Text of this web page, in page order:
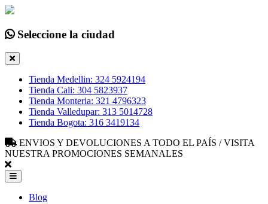
Seleccione la ciudad
Tienda Medellin: 324 5924194
Tienda Cali: 304 5823937
Tienda Monteria: 321 4796323
Tienda Valledupar: 313 5014728
Tienda Bogota: 316 3419134
ENVIOS Y DEVOLUCIONES A TODO EL PAÍS / VISITA
NUESTRA PROMOCIONES SEMANALES
Blog